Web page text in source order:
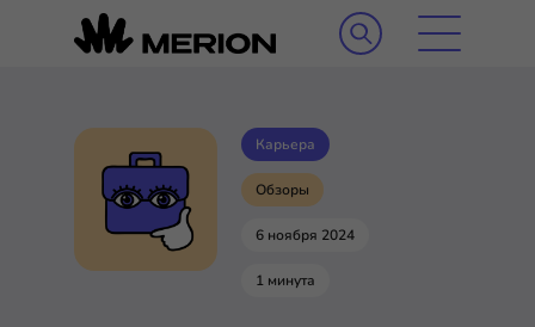
Карьера
Обзоры
6 ноября 2024
1 минута